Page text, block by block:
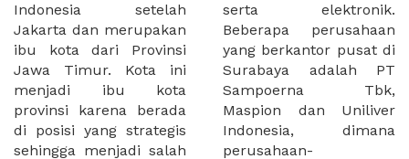
Indonesia setelah
Jakarta dan merupakan
ibu kota dari Provinsi
Jawa Timur. Kota ini
menjadi ibu kota
provinsi karena berada
di posisi yang strategis
sehingga menjadi salah
serta elektronik.
Beberapa perusahaan
yang berkantor pusat di
Surabaya adalah PT
Sampoerna Tbk,
Maspion dan Uniliver
Indonesia, dimana
perusahaan-